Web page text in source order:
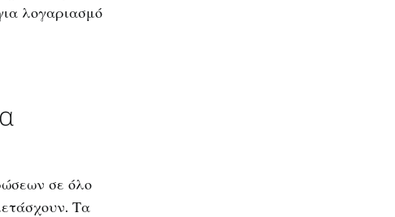
λογαριασμό
σε όλο
Τα